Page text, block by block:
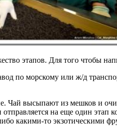
этапов. Для того чтобы
по морскому или ж/д
Чай высыпают из мешков и
отправляется на еще один
какими-то экзотическими